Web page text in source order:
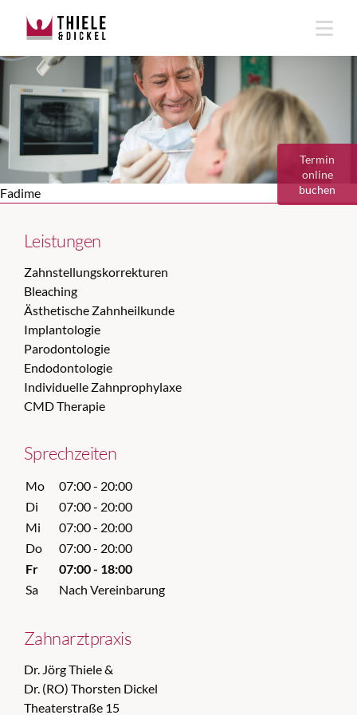
Fadime
Termin
online
buchen
Leistungen
Zahnstellungskorrekturen
Bleaching
Ästhetische Zahnheilkunde
Implantologie
Parodontologie
Endodontologie
Individuelle Zahnprophylaxe
CMD Therapie
Sprechzeiten
Mo
07:00 - 20:00
Di
07:00 - 20:00
Mi
07:00 - 20:00
Do
07:00 - 20:00
Fr
07:00 - 18:00
Sa
Nach Vereinbarung
Zahnarztpraxis
Dr. Jörg Thiele &
Dr. (RO) Thorsten Dickel
Theaterstraße 15